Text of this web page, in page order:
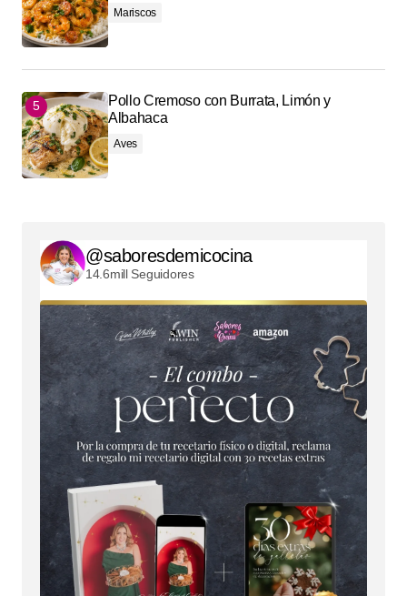
Mariscos
Pollo Cremoso con Burrata, Limón y
Albahaca
Aves
@saboresdemicocina
14.6mill Seguidores